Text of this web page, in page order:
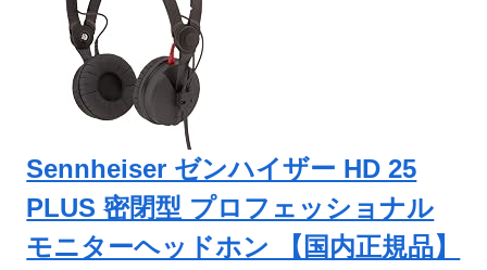
Sennheiser ゼンハイザー HD 25
PLUS 密閉型 プロフェッショナル
モニターヘッドホン 【国内正規品】